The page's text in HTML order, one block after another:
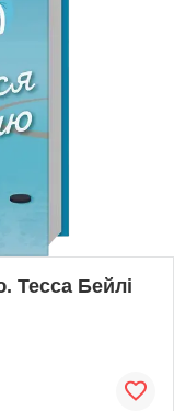
Тесса Бейлі